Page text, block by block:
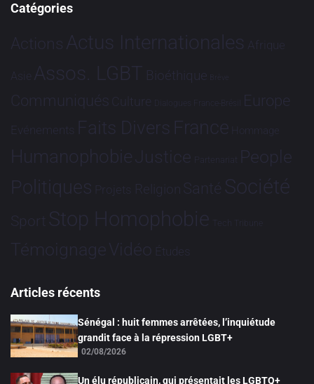
Catégories
Actions Actus Internationales Afrique
Asie Assos. LGBT Bioéthique Brève
Communiqués Culture Dialogues France-Brésil Europe
Evénements Faits Divers France Hommage
HumanophobieJustice Partenariat People
Politiques Projets Religion Santé Société
Sport Stop Homophobie Tech Tribune
TémoignageVidéo Études
Articles récents
Sénégal : huit femmes arrêtées, l’inquiétude
grandit face à la répression LGBT+
02/08/2026
Un élu républicain, qui présentait les LGBTQ+